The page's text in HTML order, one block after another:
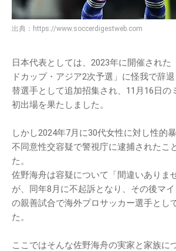
出典： https://www.soccerdigestweb.com
日本代表としては、2023年に開催された
ドカップ・アジア2次予選」に怪我で辞
替選手として追加招集され、11月16日の
初出場を果たしました。
しかし2024年7月に30代女性に対し性的
不同意性交容疑で警視庁に逮捕されたこ
た。
佐野海舟は容疑について「間違いありま
が、同年8月に不起訴となり、その後マ
の親善試合で海外プロサッカー選手とし
た。
ここではそんな佐野海舟の実家と家族に